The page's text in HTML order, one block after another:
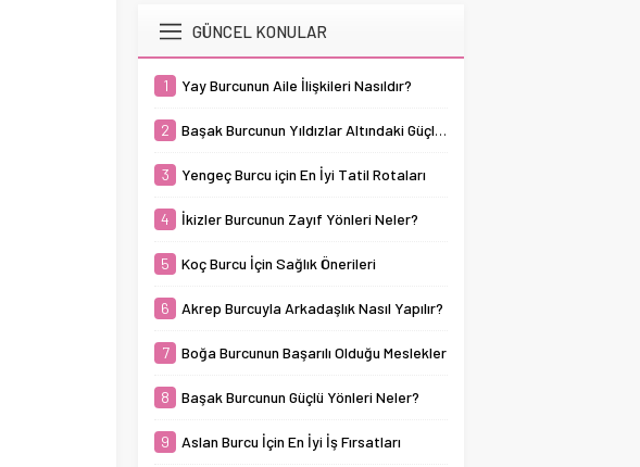
burç sadık,...
meslekler arasında,
sabır, disiplin ve
kararlılık gerektiren
alanlar öne çıkar. Boğa
düzenli burçlarından biri
olarak tanınır. Başak
burcunun güçlü yönleri
belirgin özellikleri, işine
mükemmeliyetçilik
GÜNCEL KONULAR
1 Yay Burcunun Aile İlişkileri Nasıldır?
2 Başak Burcunun Yıldızlar Altındaki Güçlü Yanları
3 Yengeç Burcu için En İyi Tatil Rotaları
4 İkizler Burcunun Zayıf Yönleri Neler?
5 Koç Burcu İçin Sağlık Önerileri
6 Akrep Burcuyla Arkadaşlık Nasıl Yapılır?
7 Boğa Burcunun Başarılı Olduğu Meslekler
8 Başak Burcunun Güçlü Yönleri Neler?
9 Aslan Burcu İçin En İyi İş Fırsatları